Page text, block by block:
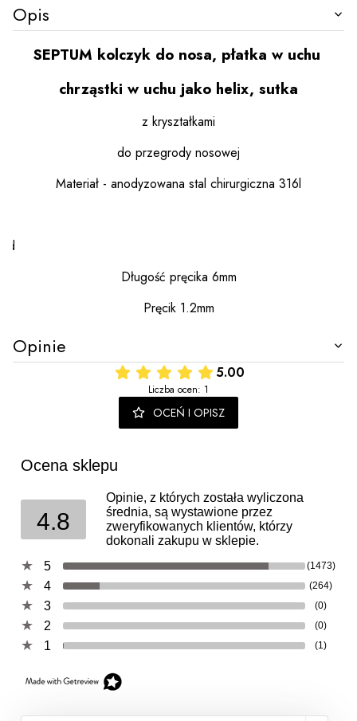
Opis
SEPTUM kolczyk do nosa, płatka w uchu
chrząstki w uchu jako helix, sutka
z kryształkami
do przegrody nosowej
Materiał - anodyzowana stal chirurgiczna 316l
d
Długość pręcika 6mm
Pręcik 1.2mm
Opinie
5.00
Liczba ocen: 1
OCEŃ I OPISZ
Ocena sklepu
4.8
Opinie, z których została wyliczona
średnia, są wystawione przez
zweryfikowanych klientów, którzy
dokonali zakupu w sklepie.
5
(1473)
4 (264)
3 (0)
2 (0)
1 (1)